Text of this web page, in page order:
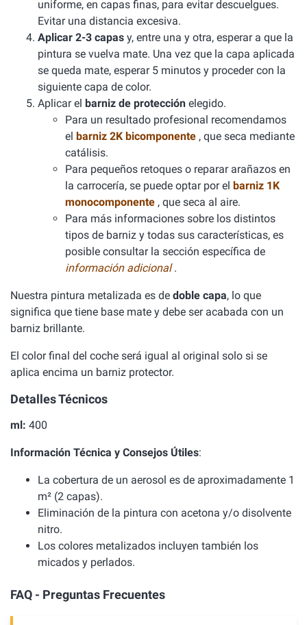
uniforme, en capas finas, para evitar descuelgues.
Evitar una distancia excesiva.
Aplicar 2-3 capas y, entre una y otra, esperar a que la
pintura se vuelva mate. Una vez que la capa aplicada
se queda mate, esperar 5 minutos y proceder con la
siguiente capa de color.
Aplicar el barniz de protección elegido.
Para un resultado profesional recomendamos
el barniz 2K bicomponente , que seca mediante
catálisis.
Para pequeños retoques o reparar arañazos en
la carrocería, se puede optar por el barniz 1K
monocomponente , que seca al aire.
Para más informaciones sobre los distintos
tipos de barniz y todas sus características, es
posible consultar la sección específica de
información adicional.
Nuestra pintura metalizada es de doble capa, lo que
significa que tiene base mate y debe ser acabada con un
barniz brillante.
El color final del coche será igual al original solo si se
aplica encima un barniz protector.
Detalles Técnicos
ml: 400
Información Técnica y Consejos Útiles:
La cobertura de un aerosol es de aproximadamente 1
m² (2 capas).
Eliminación de la pintura con acetona y/o disolvente
nitro.
Los colores metalizados incluyen también los
micados y perlados.
FAQ - Preguntas Frecuentes